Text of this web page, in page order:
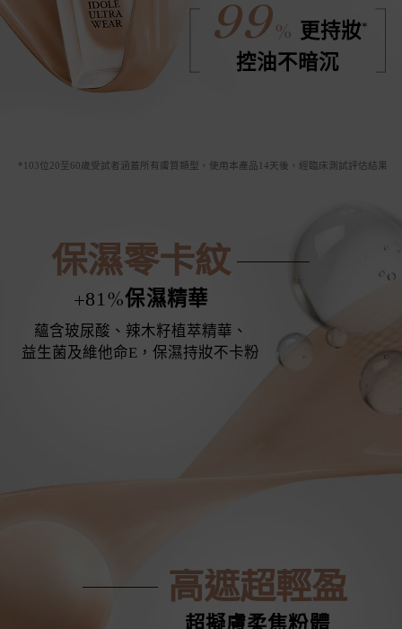
99 % 更持妝*
控油不暗沉
*103位20至60歲受試者涵蓋所有膚質類型，使用本產品14天後，經臨床測試評估結果
保濕零卡紋
+81 %保濕精華
蘊含玻尿酸、辣木籽植萃精華、
益生菌及維他命E，保濕持妝不卡粉
高遮超輕盈
超擬膚柔焦粉體